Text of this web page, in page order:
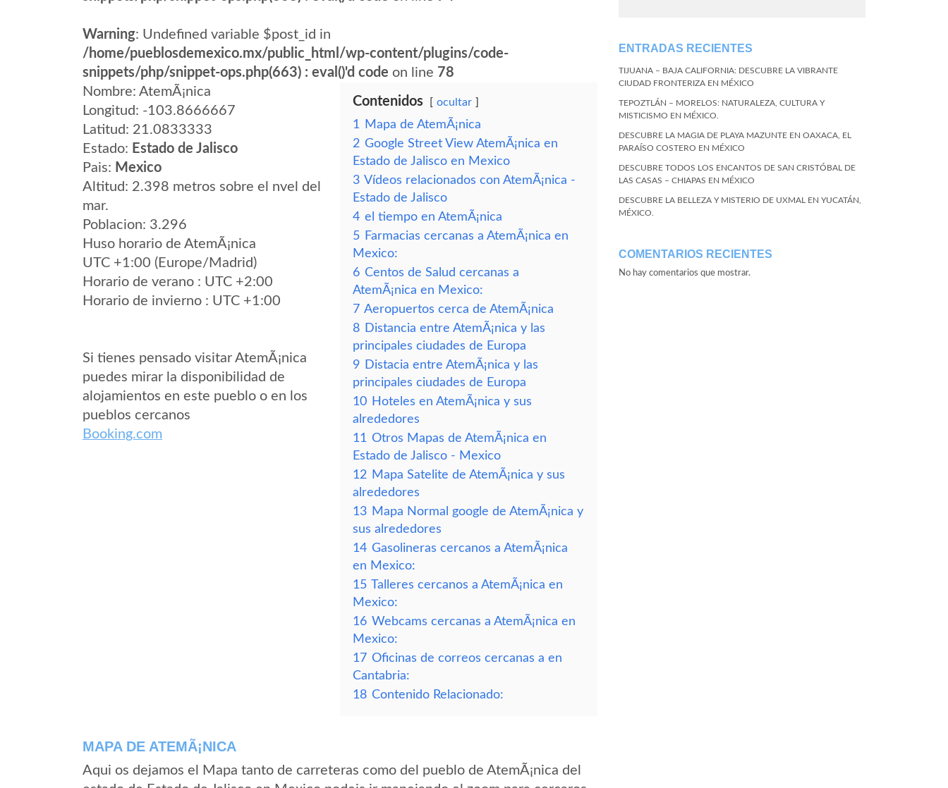
Warning: Undefined variable $post_id in
/home/pueblosdemexico.mx/public_html/wp-content/plugins/code-
snippets/php/snippet-ops.php(663) : eval()'d code on line 78
Nombre: AtemÃ¡nica
Longitud: -103.8666667
Latitud: 21.0833333
Estado: Estado de Jalisco
Pais: Mexico
Altitud: 2.398 metros sobre el nvel del
mar.
Poblacion: 3.296
Huso horario de AtemÃ¡nica
UTC +1:00 (Europe/Madrid)
Horario de verano : UTC +2:00
Horario de invierno : UTC +1:00
Si tienes pensado visitar AtemÃ¡nica
puedes mirar la disponibilidad de
alojamientos en este pueblo o en los
pueblos cercanos
Booking.com
Contenidos ocultar
1
Mapa de AtemÃ¡nica
2 Google Street View AtemÃ¡nica en
Estado de Jalisco en Mexico
3 Vídeos relacionados con AtemÃ¡nica -
Estado de Jalisco
4 el tiempo en AtemÃ¡nica
5 Farmacias cercanas a AtemÃ¡nica en
Mexico:
6 Centos de Salud cercanas a
AtemÃ¡nica en Mexico:
7 Aeropuertos cerca de AtemÃ¡nica
8 Distancia entre AtemÃ¡nica y las
principales ciudades de Europa
9 Distacia entre AtemÃ¡nica y las
principales ciudades de Europa
10 Hoteles en AtemÃ¡nica y sus
alrededores
11 Otros Mapas de AtemÃ¡nica en
Estado de Jalisco - Mexico
12 Mapa Satelite de AtemÃ¡nica y sus
alrededores
13 Mapa Normal google de AtemÃ¡nica y
sus alrededores
14 Gasolineras cercanos a AtemÃ¡nica
en Mexico:
15 Talleres cercanos a AtemÃ¡nica en
Mexico:
16 Webcams cercanas a AtemÃ¡nica en
Mexico:
17 Oficinas de correos cercanas a en
Cantabria:
18 Contenido Relacionado:
MAPA DE ATEMÃ¡NICA
Aqui os dejamos el Mapa tanto de carreteras como del pueblo de AtemÃ¡nica del
ENTRADAS RECIENTES
TIJUANA – BAJA CALIFORNIA: DESCUBRE LA VIBRANTE
CIUDAD FRONTERIZA EN MÉXICO
TEPOZTLÁN – MORELOS: NATURALEZA, CULTURA Y
MISTICISMO EN MÉXICO.
DESCUBRE LA MAGIA DE PLAYA MAZUNTE EN OAXACA, EL
PARAÍSO COSTERO EN MÉXICO
DESCUBRE TODOS LOS ENCANTOS DE SAN CRISTÓBAL DE
LAS CASAS – CHIAPAS EN MÉXICO
DESCUBRE LA BELLEZA Y MISTERIO DE UXMAL EN YUCATÁN,
MÉXICO.
COMENTARIOS RECIENTES
No hay comentarios que mostrar.